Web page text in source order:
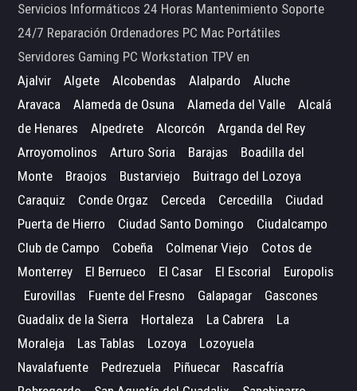
Servicios Informáticos 24 Horas Mantenimiento Soporte
24/7 Reparación Ordenadores PC Mac Portátiles
Servidores Gaming PC Workstation TPV en
Ajalvir
Algete Alcobendas Alalpardo
Aluche
Aravaca
Alameda de Osuna Alameda del Valle
Alcalá
de Henares
Alpedrete Alcorcón
Arganda del Rey
Arroyomolinos
Arturo Soria Barajas
Boadilla del
Monte
Braojos Bustarviejo
Buitrago del Lozoya
Caraquiz
Conde Orgaz Cerceda Cercedilla
Ciudad
Puerta de Hierro
Ciudad Santo Domingo
Ciudalcampo
Club de Campo
Cobeña Colmenar Viejo
Cotos de
Monterrey
El Berrueco El Casar El Escorial
Europolis
Eurovillas
Fuente del Fresno Galapagar
Gascones
Guadalix de la Sierra
Hortaleza La Cabrera
La
Moraleja
Las Tablas Lozoya
Lozoyuela
Navalafuente
Pedrezuela Piñuecar
Rascafría